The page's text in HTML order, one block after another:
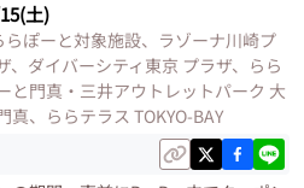
土)
らぽーと対象施設、ラゾーナ川崎プ
、ダイバーシティ東京 プラザ、らら
と門真・三井アウトレットパーク 大
真、ららテラス TOKYO-BAY